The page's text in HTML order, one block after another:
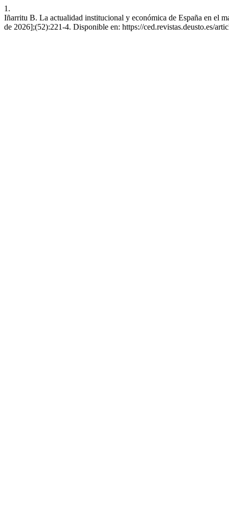
1.
Iñarritu B. La actualidad institucional y económica de España en el
de 2026];(52):221-4. Disponible en: https://ced.revistas.deusto.es/